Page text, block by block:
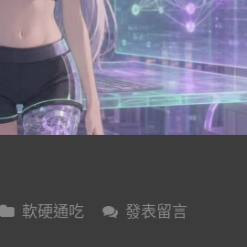
軟硬通吃
發表留言